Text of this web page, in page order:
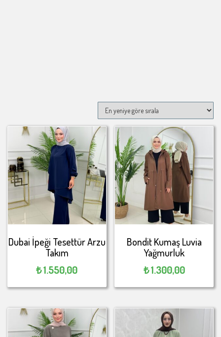
Dubai İpeği Tesettür Arzu
Takım
₺1.550,00
Bondit Kumaş Luvia
Yağmurluk
₺1.300,00